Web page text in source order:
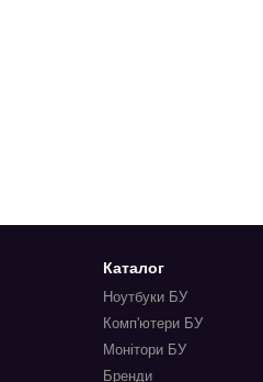
Каталог
Ноутбуки БУ
Комп'ютери БУ
Монітори БУ
Бренди